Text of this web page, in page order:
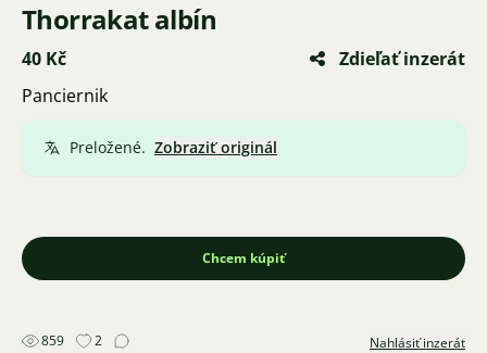
Thorrakat albín
40 Kč
Zdieľať inzerát
Panciernik
Preložené. Zobraziť originál
Chcem kúpiť
859 2 Nahlásiť inzerát